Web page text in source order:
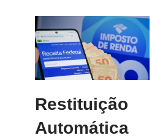
Restituição
Automática